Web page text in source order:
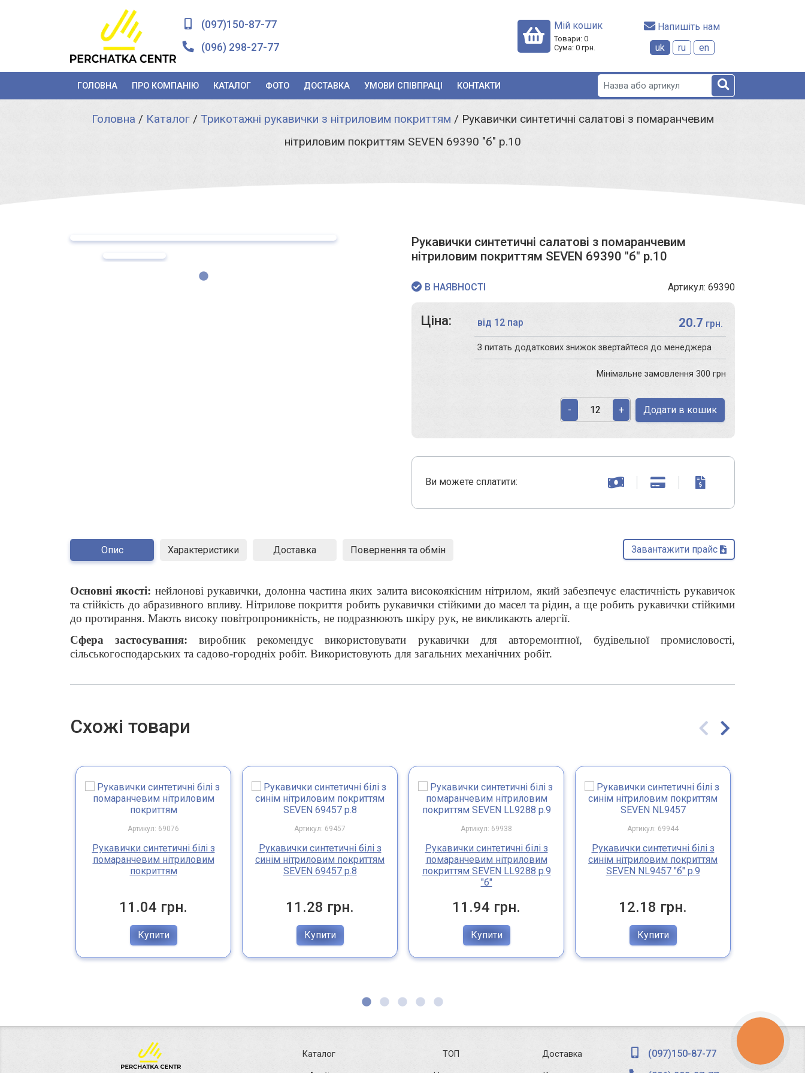
(097)150-87-77
(096) 298-27-77
Мій кошик
Товари: 0
Сума: 0грн.
Напишіть нам
uk
ru en
ГОЛОВНА ПРО КОМПАНІЮ КАТАЛОГ ФОТО ДОСТАВКА УМОВИ СПІВПРАЦІ КОНТАКТИ
Головна / Каталог/ Трикотажні рукавички з нітриловим покриттям / Рукавички синтетичні салатові з помаранчевим
нітриловим покриттям SEVEN 69390 "б" р.10
Рукавички синтетичні салатові з помаранчевим
нітриловим покриттям SEVEN 69390 "б" р.10
В НАЯВНОСТІ Артикул: 69390
Ціна: від 12 пар 20.7 грн.
З питать додаткових знижок звертайтеся до менеджера
Мінімальне замовлення 300 грн
- + Додати в кошик
Ви можете сплатити:
Опис Характеристики Доставка Повернення та обмін Завантажити прайс
Основні якості: нейлонові рукавички, долонна частина яких залита високоякісним нітрилом, який забезпечує еластичність рукавичок
та стійкість до абразивного впливу. Нітрилове покриття робить рукавички стійкими до масел та рідин, а ще робить рукавички стійкими
до протирання. Мають високу повітропроникність, не подразнюють шкіру рук, не викликають алергії.
Сфера застосування:виробник рекомендує використовувати рукавички для авторемонтної, будівельної промисловості,
сільськогосподарських та садово-городніх робіт. Використовують для загальних механічних робіт.
Схожі товари
Артикул: 69076
Рукавички синтетичні білі з
помаранчевим нітриловим
покриттям
11.04 грн.
Купити
Артикул: 69457
Рукавички синтетичні білі з
синім нітриловим покриттям
SEVEN 69457 р.8
11.28 грн.
Купити
Артикул: 69938
Рукавички синтетичні білі з
помаранчевим нітриловим
покриттям SEVEN LL9288 р.9
"б"
11.94 грн.
Купити
Артикул: 69944
Рукавички синтетичні білі з
синім нітриловим покриттям
SEVEN NL9457 "б" р.9
12.18 грн.
Купити
Каталог ТОП Доставка
(097)150-87-77